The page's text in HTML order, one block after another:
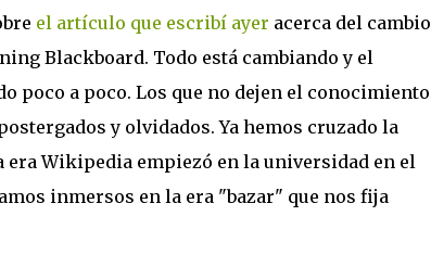
el artículo que escribí ayer acerca del cambio
Blackboard. Todo está cambiando y el
poco a poco. Los que no dejen el conocimiento
y olvidados. Ya hemos cruzado la
era Wikipedia empiezó en la universidad en el
inmersos en la era "bazar" que nos fija